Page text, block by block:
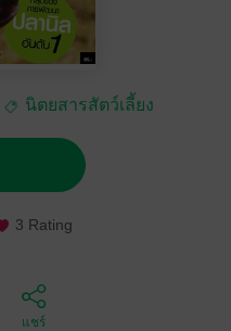
นิตยสารสัตว์เลี้ยง
3 Rating
แชร์